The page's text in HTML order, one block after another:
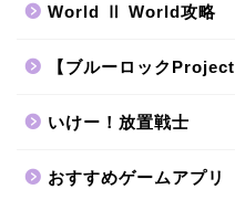
World Ⅱ World攻略
【ブルーロック
いけー！放置戦士
おすすめゲームアプリ